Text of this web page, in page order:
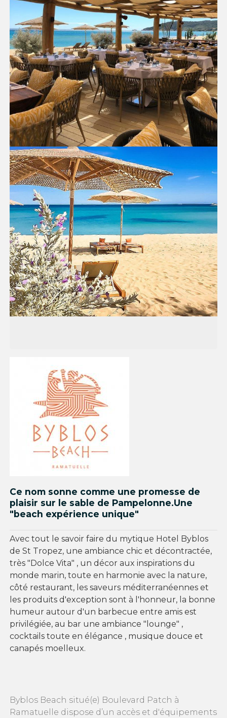
Ce nom sonne comme une promesse de
plaisir sur le sable de Pampelonne.Une
"beach expérience unique"
Avec tout le savoir faire du mytique Hotel Byblos
de St Tropez, une ambiance chic et décontractée,
très "Dolce Vita" , un décor aux inspirations du
monde marin, toute en harmonie avec la nature,
côté restaurant, les saveurs méditerranéennes et
les produits d'exception sont à l'honneur, la bonne
humeur autour d'un barbecue entre amis est
privilégiée, au bar une ambiance "lounge" ,
cocktails toute en élégance , musique douce et
canapés moelleux.
Byblos Beach situé(e) Boulevard Patch à
Ramatuelle dispose d’un accès et d'équipements